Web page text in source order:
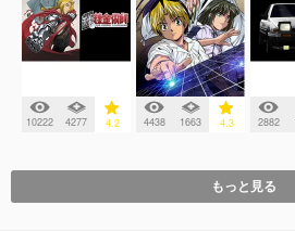
10222 4277 4.2 4438 1663 4.3 2882
もっと見る